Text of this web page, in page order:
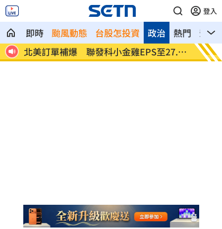
登入
即時 颱風動態 台股怎投資 熱門 影音
政治
來
北美訂單補爆 聯發科小金雞EPS至27.12
元
AI和